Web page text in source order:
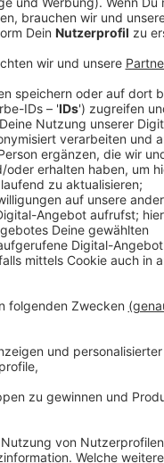
ganz
Reis vorher nicht?“
können mit
Teil davon entfernt.
sind:
Die Früchte sind
Wichtig dabei:
Geschmack.
die man
hat. Oder weil man es
unter dem Backofen.
ist sie bei einigen
oder Essen
Nudelkelle. Nein,